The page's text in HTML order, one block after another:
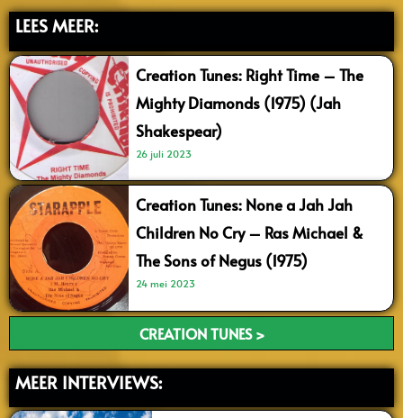
LEES MEER:
Creation Tunes: Right Time – The
Mighty Diamonds (1975) (Jah
Shakespear)
26 juli 2023
Creation Tunes: None a Jah Jah
Children No Cry – Ras Michael &
The Sons of Negus (1975)
24 mei 2023
CREATION TUNES >
MEER INTERVIEWS: